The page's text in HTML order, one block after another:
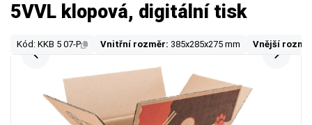
5VVL klopová, digitální tisk
Kód: KKB 5 07-P Vnitřní rozměr: 385x285x275 mm Vnější